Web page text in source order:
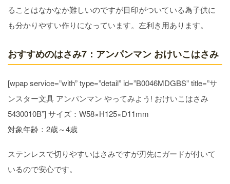
ることはなかなか難しいのですが目印がついている為子供に
も分かりやすい作りになっています。左利き用あります。
おすすめのはさみ7：アンパンマン おけいこはさみ
[wpap service=”with” type=”detail” id=”B0046MDGBS” title=”サ
ンスター文具 アンパンマン やってみよう! おけいこはさみ
5430010B”] サイズ：W58×H125×D11mm
対象年齢：2歳～4歳
ステンレスで切りやすいはさみですが刃先にガードが付いて
いるので安心です。